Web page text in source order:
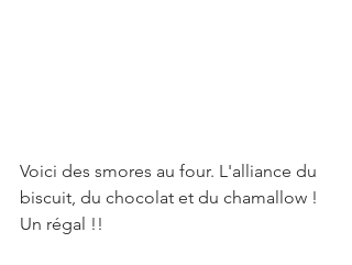
Voici des smores au four. L'alliance du
biscuit, du chocolat et du chamallow !
Un régal !!